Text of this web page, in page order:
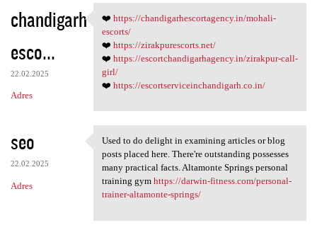
chandigarh
esco...
22.02.2025
Adres
❤️ https:/
❤️ https://chandigarhescortagency.in/mohali-
escorts/
❤️ https://zirakpurescorts.net/
❤️ https://escortchandigarhagency.in/zirakpur-call-
girl/
❤️ https://escortserviceinchandigarh.co.in/
seo
22.02.2025
Adres
Used to do delight in
Used to do delight in examining articles or blog
posts placed here. There're outstanding possesses
many practical facts. Altamonte Springs personal
training gym https://darwin-fitness.com/personal-
trainer-altamonte-springs/